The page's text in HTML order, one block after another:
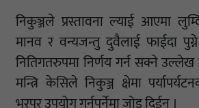
निकुञ्जले प्रस्तावना ल्याई आएमा
मानव र वन्यजन्तु दुवैलाई फाईदा
नितिगतरुपमा निर्णय गर्न सक्ने
मन्त्रि केसिले निकुञ्ज क्षेमा